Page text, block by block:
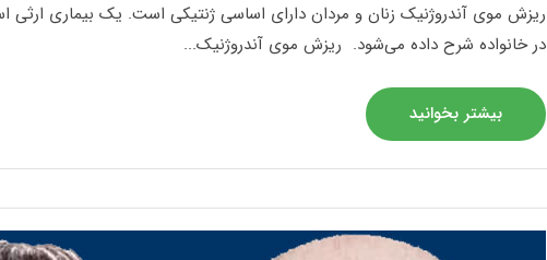
ریزش موی آندروژنیک زنان و مردان دارای اساسی ژنتیکی است. یک بیماری
در خانواده شرح داده می‌شود. ریزش موی آندروژنیک...
بیشتر بخوانید